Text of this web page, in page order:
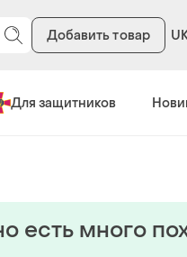
Добавить товар
Для защитников
есть много